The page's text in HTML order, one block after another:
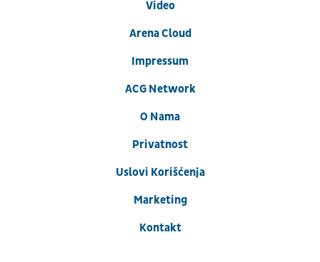
Video
Arena Cloud
Impressum
ACG Network
O Nama
Privatnost
Uslovi Korišćenja
Marketing
Kontakt